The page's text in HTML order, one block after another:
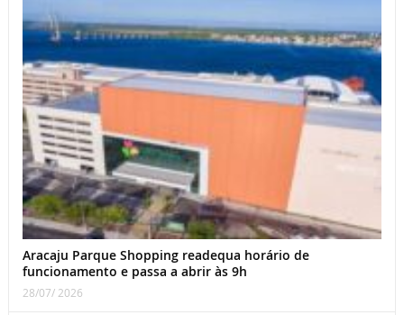
Aracaju Parque Shopping readequa horário de
funcionamento e passa a abrir às 9h
28/07/ 2026